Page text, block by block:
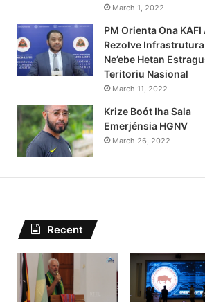
Lei
Kaptura Autór
March 1, 2022
PM Orienta Ona KAFI
Rezolve Infrastrutura
Ne’ebe Hetan
Teritoriu Nasional
March 11, 2022
Krize Boót Iha Sala
Emerjénsia HGNV
March 26, 2022
Recent